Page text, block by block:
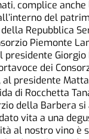
complice
del
Repubblica
Piemonte
dei
presidente
di Rocchetta
della Barbera
vita a una
al nostro vino è